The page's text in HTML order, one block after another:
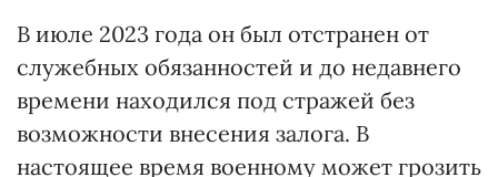
В июле 2023 года он был отстранен от
служебных обязанностей и до недавнего
времени находился под стражей без
возможности внесения залога. В
настоящее время военному может грозить